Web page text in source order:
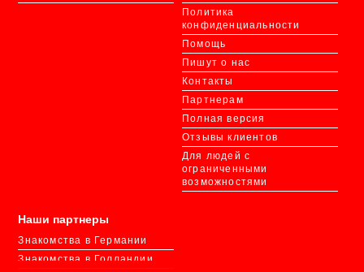
Политика
конфиденциальности
Помощь
Пишут о нас
Контакты
Партнерам
Полная версия
Отзывы клиентов
Для людей с
ограниченными
возможностями
Наши партнеры
Знакомства в Германии
Знакомства в Голландии